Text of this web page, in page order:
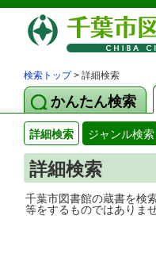
検索トップ> 詳細検索
かんたん検索
詳細検索 ジャンル検索
詳細検索
千葉市図書館の
等をするものではありませ